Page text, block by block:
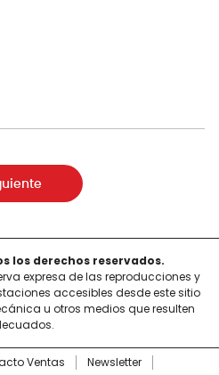
los derechos reservados.
expresa de las reproducciones y
accesibles desde este sitio
u otros medios que resulten
Ventas
Newsletter